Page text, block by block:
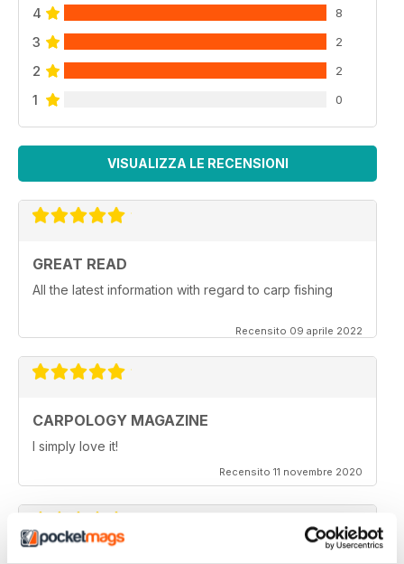
4 8
3 2
2 2
1 0
VISUALIZZA LE RECENSIONI
GREAT READ
All the latest information with regard to carp fishing
Recensito 09 aprile 2022
CARPOLOGY MAGAZINE
I simply love it!
Recensito 11 novembre 2020